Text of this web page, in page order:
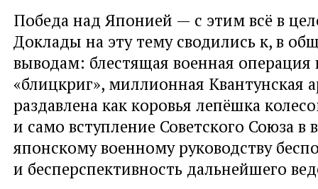
Победа над Японией — с этим всё в
Доклады на эту тему сводились к, в
выводам: блестящая военная операция
«блицкриг», миллионная Квантунская
раздавлена как коровья лепёшка
и само вступление Советского Союза в
японскому военному руководству
и бесперспективность дальнейшего